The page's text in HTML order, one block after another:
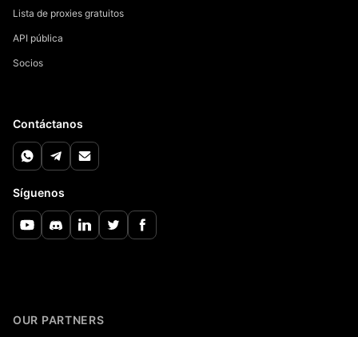
Lista de proxies gratuitos
API pública
Socios
Contáctanos
Síguenos
OUR PARTNERS